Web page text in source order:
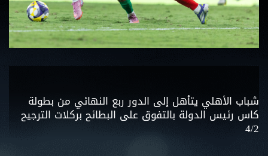
شباب الأهلي يتأهل إلى الدور ربع النهائي من بطولة
كاس رئيس الدولة بالتفوق على البطائح بركلات الترجيح
4/2